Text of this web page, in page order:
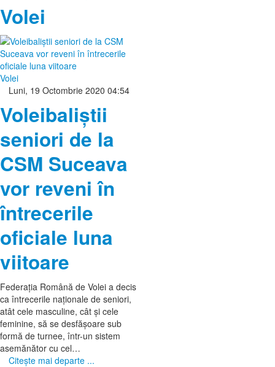
Volei
Volei
Luni, 19 Octombrie 2020 04:54
Voleibaliștii
seniori de la
CSM Suceava
vor reveni în
întrecerile
oficiale luna
viitoare
Federația Română de Volei a decis
ca întrecerile naționale de seniori,
atât cele masculine, cât și cele
feminine, să se desfășoare sub
formă de turnee, într-un sistem
asemănător cu cel…
Citeşte mai departe ...